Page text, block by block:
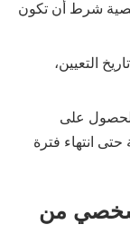
شرط أن تكون
التعيين،
للحصول على
حتى انتهاء فترة
من